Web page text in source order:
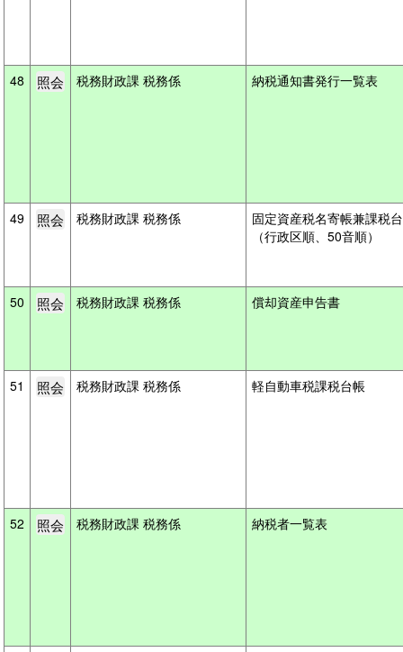
48 税務財政課 税務係 納税通知書発行一覧表
49 税務財政課 税務係
固定資産税名寄帳兼課税
（行政区順、50音順）
50 税務財政課 税務係 償却資産申告書
51 税務財政課 税務係 軽自動車税課税台帳
52 税務財政課 税務係 納税者一覧表